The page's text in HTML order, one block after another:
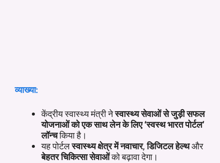
व्याख्या:
केंद्रीय स्वास्थ्य मंत्री नेस्वास्थ्य सेवाओं से जुड़ी सफल
योजनाओं को एक साथ लेन के लिए ‘स्वस्थ भारत पोर्टल’
लॉन्चकिया है।
यह पोर्टलस्वास्थ्य क्षेत्र में नवाचार,डिजिटल हेल्थऔर
बेहतर चिकित्सा सेवाओंको बढ़ावा देगा।